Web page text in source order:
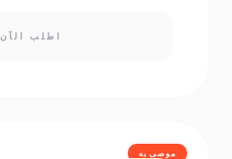
اطلب الآن
موصى به